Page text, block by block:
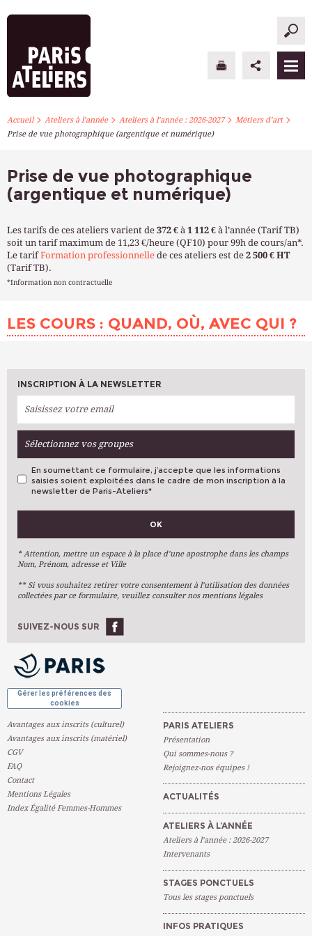
PARIS ATELIERS
ATELIERS À L’ANNÉE
INFOS PRATIQUES
Accueil> Ateliers à l’année> Ateliers à l’année : 2026-2027> Métiers d’art>
Prise de vue photographique (argentique et numérique)
Prise de vue photographique
(argentique et numérique)
Les tarifs de ces ateliers varient de 372 € à 1 112 € à l’année (Tarif TB)
soit un tarif maximum de 11,23 €/heure (QF10) pour 99h de cours/an*.
Le tarifFormation professionnelle de ces ateliers est de 2 500 € HT
(Tarif TB).
*Information non contractuelle
LES COURS : QUAND, OÙ, AVEC QUI ?
INSCRIPTION À LA NEWSLETTER
Sélectionnez vos groupes
VOS PRÉFÉRENCES
Arts Plastiques
Arts Du Texte
Arts Numériques
Ateliers À L'année
En soumettant ce formulaire, j’accepte que les informations
saisies soient exploitées dans le cadre de mon inscription à la
newsletter de Paris-Ateliers*
OK
* Attention, mettre un espace à la place d’une apostrophe dans les champs
Nom, Prénom, adresse et Ville
** Si vous souhaitez retirer votre consentement à l’utilisation des données
collectées par ce formulaire, veuillez consulter nos mentions légales
SUIVEZ-NOUS SUR
Gérer les préférences des
cookies
Avantages aux inscrits (culturel)
Avantages aux inscrits (matériel)
CGV
FAQ
Contact
Mentions Légales
Index Égalité Femmes-Hommes
PARIS ATELIERS
Présentation
Qui sommes-nous ?
Rejoignez-nos équipes !
ACTUALITÉS
ATELIERS À L’ANNÉE
Ateliers à l’année : 2026-2027
Intervenants
STAGES PONCTUELS
Tous les stages ponctuels
INFOS PRATIQUES